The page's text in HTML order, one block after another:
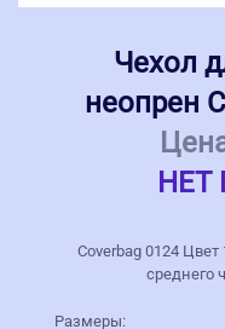
Чехол
неопрен
НЕТ
Coverbag 0124
среднего
Размеры: